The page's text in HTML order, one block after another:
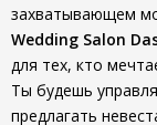
захватывающем
Wedding Salon
для тех, кто
Ты будешь
предлагать